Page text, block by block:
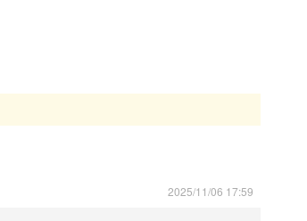
は禁止されています。
柴犬、秋田犬、紀州犬、甲斐犬、北海
2025/11/06 17:59